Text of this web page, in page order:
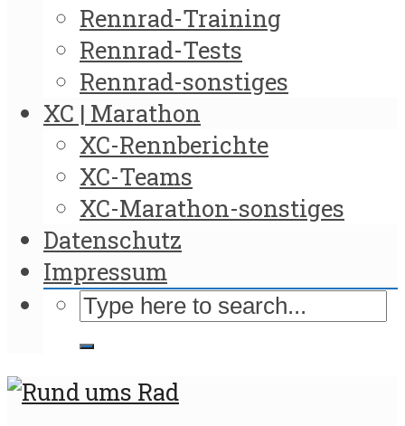
Rennrad-Training
Rennrad-Tests
Rennrad-sonstiges
XC | Marathon
XC-Rennberichte
XC-Teams
XC-Marathon-sonstiges
Datenschutz
Impressum